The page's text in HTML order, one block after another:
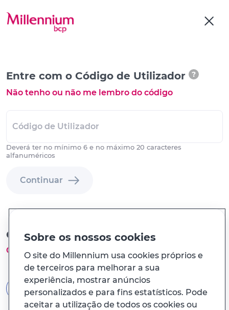
Entre com o Código de Utilizador
?
Não tenho ou não me lembro do código
Código de Utilizador
Deverá ter no mínimo 6 e no máximo 20 caracteres
alfanuméricos
Continuar
Ou com a Chave Móvel Digital
Como funciona?
AUTENTICAÇÃO GOV.PT
Sobre os nossos cookies
O site do Millennium usa cookies próprios e
de terceiros para melhorar a sua
experiência, mostrar anúncios
personalizados e para fins estatísticos. Pode
aceitar a utilização de todos os cookies ou